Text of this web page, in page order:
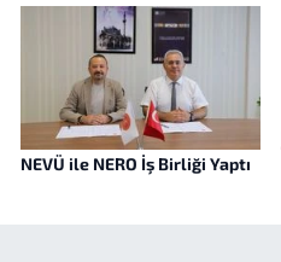
NEVÜ ile NERO İş Birliği Yaptı